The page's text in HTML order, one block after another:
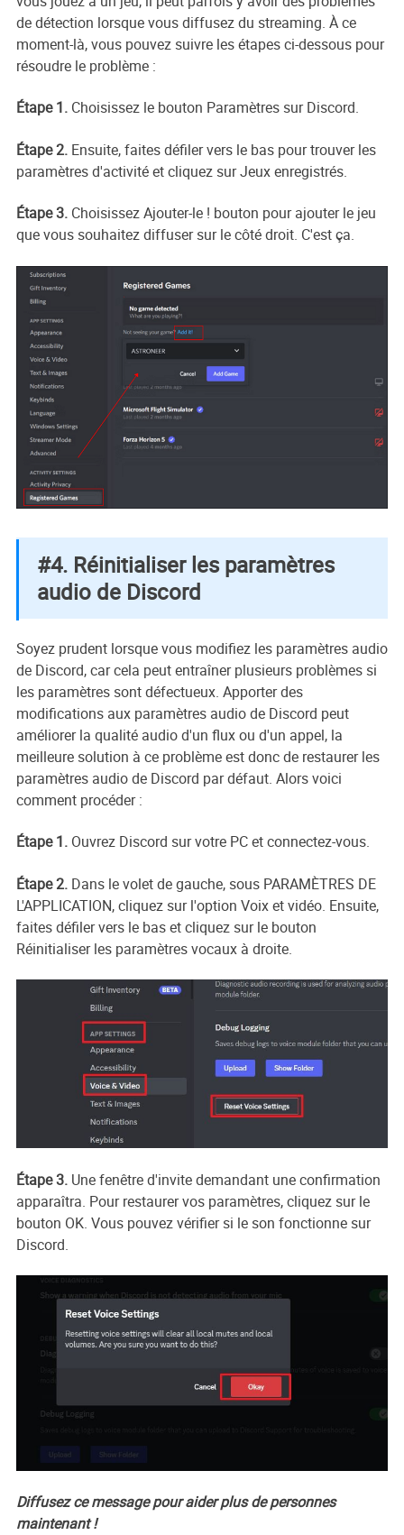
de détection lorsque vous diffusez du streaming. À ce
moment-là, vous pouvez suivre les étapes ci-dessous pour
résoudre le problème :
Étape 1.Choisissez le bouton Paramètres sur Discord.
Étape 2.Ensuite, faites défiler vers le bas pour trouver les
paramètres d'activité et cliquez sur Jeux enregistrés.
Étape 3.Choisissez Ajouter-le ! bouton pour ajouter le jeu
que vous souhaitez diffuser sur le côté droit. C'est ça.
#4. Réinitialiser les paramètres
audio de Discord
Soyez prudent lorsque vous modifiez les paramètres audio
de Discord, car cela peut entraîner plusieurs problèmes si
les paramètres sont défectueux. Apporter des
modifications aux paramètres audio de Discord peut
améliorer la qualité audio d'un flux ou d'un appel, la
meilleure solution à ce problème est donc de restaurer les
paramètres audio de Discord par défaut. Alors voici
comment procéder :
Étape 1.Ouvrez Discord sur votre PC et connectez-vous.
Étape 2.Dans le volet de gauche, sous PARAMÈTRES DE
L'APPLICATION, cliquez sur l'option Voix et vidéo. Ensuite,
faites défiler vers le bas et cliquez sur le bouton
Réinitialiser les paramètres vocaux à droite.
Étape 3.Une fenêtre d'invite demandant une confirmation
apparaîtra. Pour restaurer vos paramètres, cliquez sur le
bouton OK. Vous pouvez vérifier si le son fonctionne sur
Discord.
Diffusez ce message pour aider plus de personnes
maintenant !